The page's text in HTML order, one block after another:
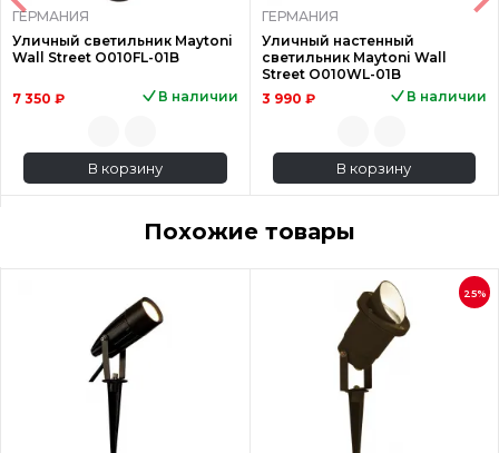
ГЕРМАНИЯ
Уличный светильник Maytoni
Wall Street O010FL-01B
7 350 ₽ В наличии
В корзину
ГЕРМАНИЯ
Уличный настенный
светильник Maytoni Wall
Street O010WL-01B
3 990 ₽
В наличии
В корзину
Похожие товары
25%